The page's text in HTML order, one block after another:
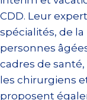
CDD. Leur
spécialités, de
personnes
cadres de
les chirurgiens
proposent